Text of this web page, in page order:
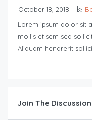
October 18, 2018
Lorem ipsum dolor sit
mollis et sem sed
Aliquam hendrerit
Join The Discussion